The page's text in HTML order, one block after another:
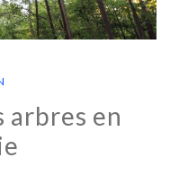
arbres en